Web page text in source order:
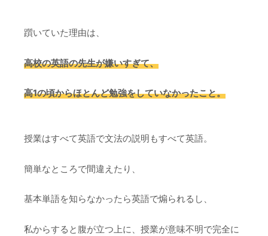
躓いていた理由は、
高校の英語の先生が嫌いすぎて、
高1の頃からほとんど勉強をしていなかったこと。
授業はすべて英語で文法の説明もすべて英語。
簡単なところで間違えたり、
基本単語を知らなかったら英語で煽られるし、
私からすると腹が立つ上に、授業が意味不明で完全に